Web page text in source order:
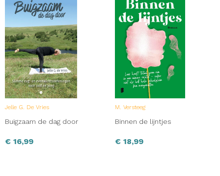
Jelle G. De Vries
Buigzaam de dag door
€ 16,99
M. Versteeg
Binnen de lijntjes
€ 18,99